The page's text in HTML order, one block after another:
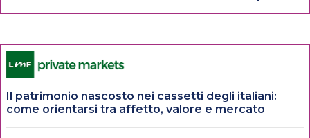
Il patrimonio nascosto nei cassetti degli italiani:
come orientarsi tra affetto, valore e mercato